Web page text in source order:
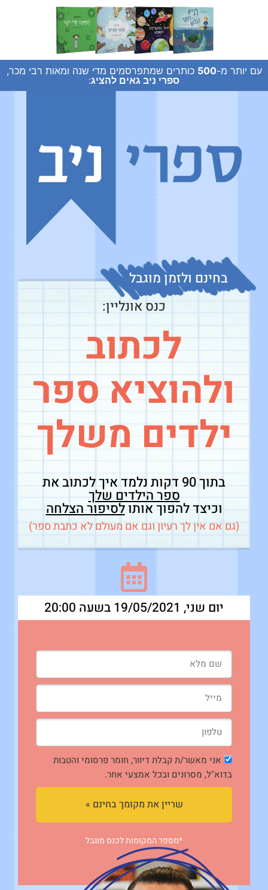
עם יותר מ-500 כותרים שמתפרסמים מדי שנה ומאות רבי מכר,
ספרי ניב גאים להציג:
בחינם ולזמן מוגבל
כנס אונליין:
לכתוב
ולהוציא ספר
ילדים משלך
בתוך 90 דקות נלמד איך לכתוב את
ספר הילדים שלך
וכיצד להפוך אותולסיפור הצלחה
(גם אם אין לך רעיון וגם אם מעולם לא כתבת ספר)
יום שני, 19/05/2021 בשעה 20:00
אני מאשר/ת קבלת דיוור, חומר פרסומי והטבות
בדוא"ל, מסרונים ובכל אמצעי אחר.
שריין את מקומך בחינם »
*מספר המקומות לכנס מוגבל